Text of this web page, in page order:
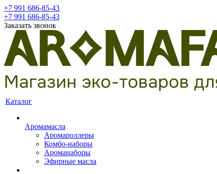
+7 991 686-85-43
+7 991 686-85-43
Заказать звонок
Каталог
Аромамасла
Аромароллеры
Комбо-наборы
Ароманаборы
Эфирные масла